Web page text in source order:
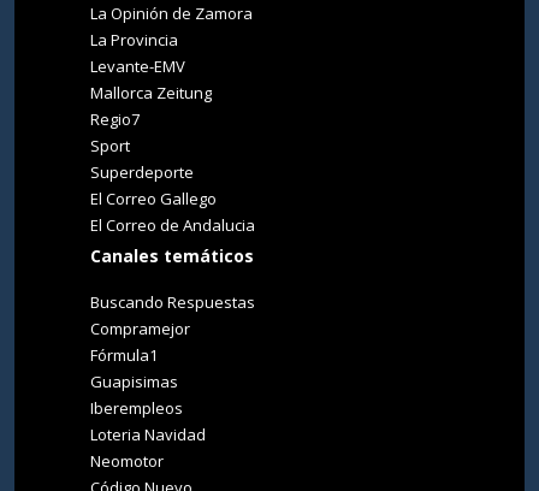
La Opinión de Zamora
La Provincia
Levante-EMV
Mallorca Zeitung
Regio7
Sport
Superdeporte
El Correo Gallego
El Correo de Andalucia
Canales temáticos
Buscando Respuestas
Compramejor
Fórmula1
Guapisimas
Iberempleos
Loteria Navidad
Neomotor